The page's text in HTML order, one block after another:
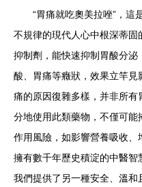
“胃痛就吃奧美拉唑”，這
不規律的現代人心中根深蒂
抑制劑，能快速抑制胃酸分泌
酸、胃痛等癥狀，效果立竿見
痛的原因復雜多樣，并非所
分地使用此類藥物，不僅可能
作用風險，如影響營養吸收、
擁有數千年歷史積淀的中醫
我們提供了另一種安全、溫和